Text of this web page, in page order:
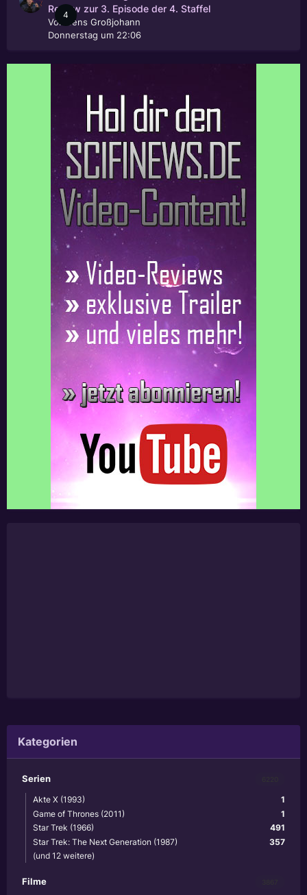
4
Review zur 3. Episode der 4. Staffel
Von
Jens Großjohann
Donnerstag um 22:06
Kategorien
Serien
1
Akte X (1993)
1
Game of Thrones (2011)
491
Star Trek (1966)
357
Star Trek: The Next Generation (1987)
(und 12 weitere)
Filme